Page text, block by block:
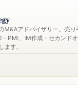
M&Aアドバイザリー。売
PMI、IM作成・セカンド
ます。